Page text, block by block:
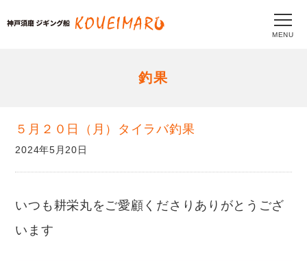
MENU
釣果
５月２０日（月）タイラバ釣果
2024年5月20日
いつも耕栄丸をご愛顧くださりありがとうござ
います